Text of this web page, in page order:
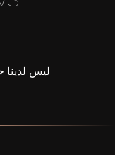
ليس لدينا